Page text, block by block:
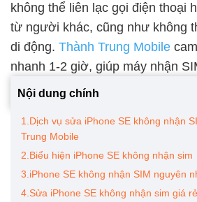
không thể liên lạc gọi điện thoại
từ người khác, cũng như không
di động. Thành Trung Mobile
nhanh 1-2 giờ, giúp máy nhận
Nội dung chính
1.Dịch vụ sửa iPhone SE không nhận
Trung Mobile
2.Biểu hiện iPhone SE không nhận sim
3.iPhone SE không nhận SIM nguyên
4.Sửa iPhone SE không nhận sim giá